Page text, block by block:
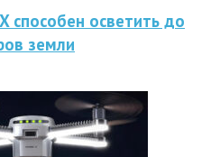
способен осветить до
земли